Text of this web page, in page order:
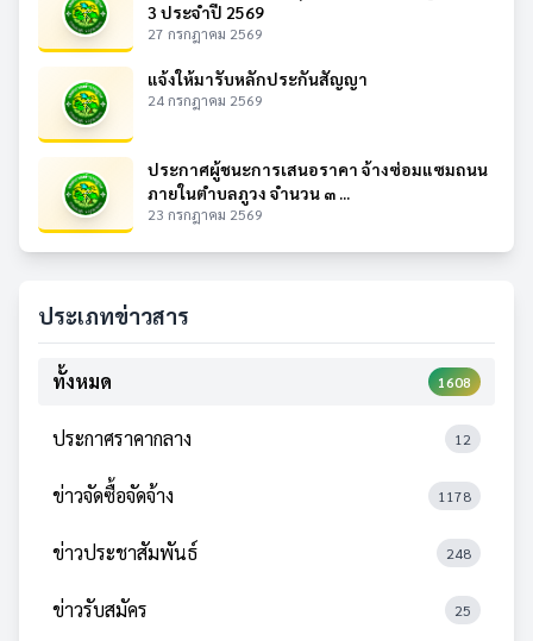
3 ประจำปี 2569
27 กรกฎาคม 2569
แจ้งให้มารับหลักประกันสัญญา
24 กรกฎาคม 2569
ประกาศผู้ชนะการเสนอราคา จ้างซ่อมแซมถนน
ภายในตำบลภูวง จำนวน ๓ ...
23 กรกฎาคม 2569
ประเภทข่าวสาร
ทั้งหมด 1608
ประกาศราคากลาง 12
ข่าวจัดซื้อจัดจ้าง 1178
ข่าวประชาสัมพันธ์ 248
ข่าวรับสมัคร 25